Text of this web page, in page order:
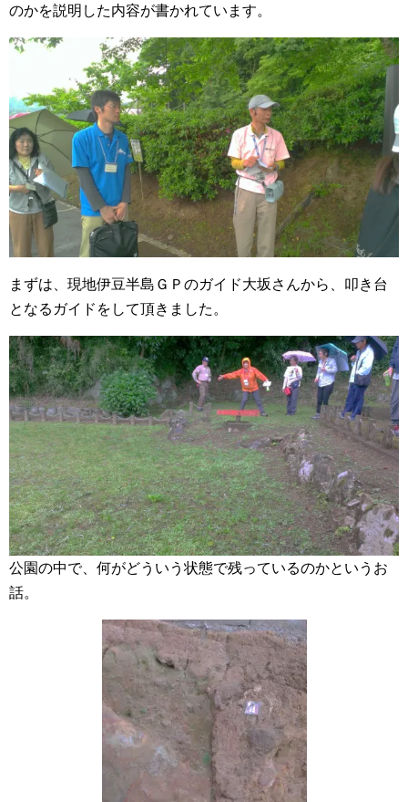
のかを説明した内容が書かれています。
まずは、現地伊豆半島ＧＰのガイド大坂さんから、叩き台
となるガイドをして頂きました。
公園の中で、何がどういう状態で残っているのかというお
話。